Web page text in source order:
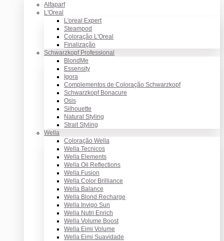
Alfaparf
L'Oreal
L'oreal Expert
Steampod
Coloração L'Oreal
Finalização
Schwarzkopf Professional
BlondMe
Essensity
Igora
Complementos de Coloração Schwarzkopf
Schwarzkopf Bonacure
Osis
Silhouette
Natural Styling
Strait Styling
Wella
Coloração Wella
Wella Tecnicos
Wella Elements
Wella Oil Reflections
Wella Fusion
Wella Color Brilliance
Wella Balance
Wella Blond Recharge
Wella Invigo Sun
Wella Nutri Enrich
Wella Volume Boost
Wella Eimi Volume
Wella Eimi Suavidade